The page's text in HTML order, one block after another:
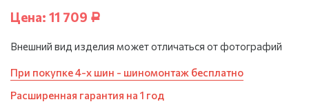
Цена: 11 709 Р
Внешний вид изделия может отличаться от фотографий
При покупке 4-х шин - шиномонтаж бесплатно
Расширенная гарантия на 1 год